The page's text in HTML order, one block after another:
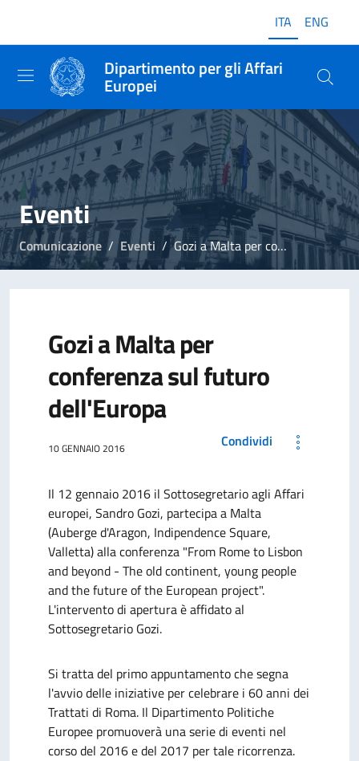
ITA ENG
Dipartimento per gli Affari
Europei
Eventi
Comunicazione Eventi Gozi a Malta per conferenza sul futuro dell'Europa
Gozi a Malta per
conferenza sul futuro
dell'Europa
10 GENNAIO 2016 Condividi
Il 12 gennaio 2016 il Sottosegretario agli Affari
europei, Sandro Gozi, partecipa a Malta
(Auberge d'Aragon, Indipendence Square,
Valletta) alla conferenza "From Rome to Lisbon
and beyond - The old continent, young people
and the future of the European project".
L'intervento di apertura è affidato al
Sottosegretario Gozi.
Si tratta del primo appuntamento che segna
l'avvio delle iniziative per celebrare i 60 anni dei
Trattati di Roma. Il Dipartimento Politiche
Europee promuoverà una serie di eventi nel
corso del 2016 e del 2017 per tale ricorrenza.